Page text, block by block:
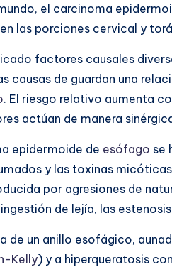
el carcinoma
las porciones cervical y
factores causales
causas de guardan una
. El riesgo relativo aumenta
actúan de manera
epidermoide de esófago se
y las toxinas
por agresiones de
de lejía, las
de un anillo esofágico,
Kelly) y a hiperqueratosis